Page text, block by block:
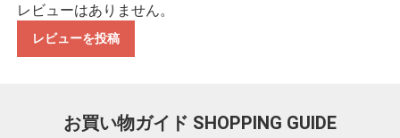
レビューはありません。
レビューを投稿
お買い物ガイド SHOPPING GUIDE